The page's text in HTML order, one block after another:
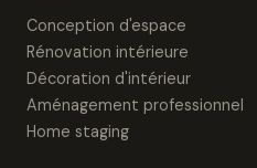
Conception d'espace
Rénovation intérieure
Décoration d'intérieur
Aménagement professionnel
Home staging